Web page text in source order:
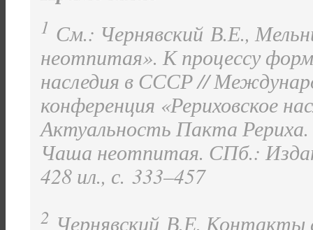
1 См.: Чернявский В.Е.,
неотпитая». К процессу
наследия в СССР //
конференция «Рериховское
Актуальность Пакта Рериха.
Чаша неотпитая. СПб.:
428 ил., с. 333–457
2 Чернявский В.Е. Контакты